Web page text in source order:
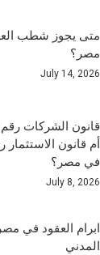
متى يجوز شطب
مصر؟
July 14, 2026
في مصر؟
July 8, 2026
ابرام العقود في
المدني